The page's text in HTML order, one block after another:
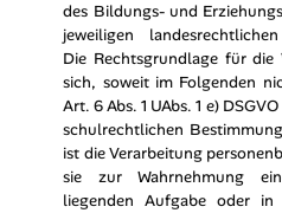
des Bildungs- und
jeweiligen
Die Rechtsgrundlage für
sich, soweit im Folgenden
Art. 6 Abs. 1 UAbs. 1 e)
schulrechtlichen
ist die Verarbeitung
sie zur Wahrnehmung
liegenden Aufgabe oder